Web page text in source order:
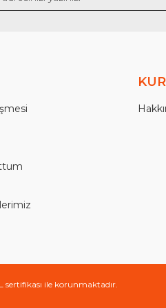
sertifikası ile korunmaktadır.